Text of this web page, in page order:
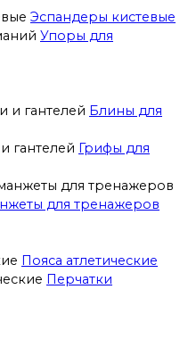
Эспандеры кистевые
Упоры для
Блины для
Грифы для
для тренажеров
Пояса атлетические
Перчатки